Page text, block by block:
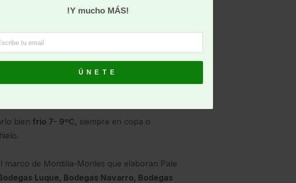
a dorado pálido yaroma floral,
en compota,
de la crianza biológica. En la boca son
agradable,delicado sabor dulce,que
y el amargor propio del
alcohólico puede variar de los 15-
bien frío 7- 9ºC, siempre en copa o
marco de Montilla-Moriles que elaboran Pale
Luque, Bodegas Navarro, Bodegas